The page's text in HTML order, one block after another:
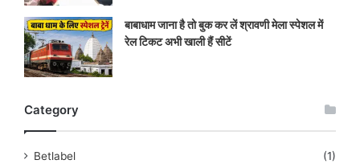
बाबाधाम जाना है तो बुक कर लें श्रावणी मेला स्पेशल में
रेल टिकट अभी खाली हैं सीटें
Category
Betlabel
(1)